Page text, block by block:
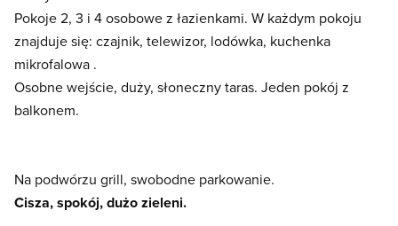
Pokoje 2, 3 i 4 osobowe z łazienkami. W każdym pokoju
znajduje się: czajnik, telewizor, lodówka, kuchenka
mikrofalowa .
Osobne wejście, duży, słoneczny taras. Jeden pokój z
balkonem.
Na podwórzu grill, swobodne parkowanie.
Cisza, spokój, dużo zieleni.